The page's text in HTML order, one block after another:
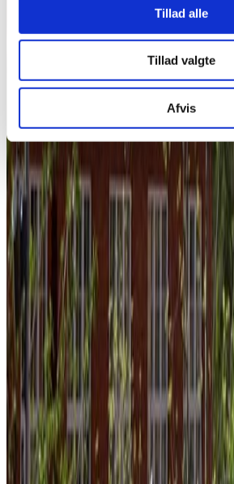
Tillad alle
Tillad valgte
Afvis